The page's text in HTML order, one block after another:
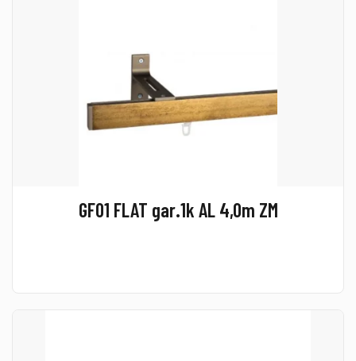
GF01 FLAT gar.1k AL 4,0m ZM